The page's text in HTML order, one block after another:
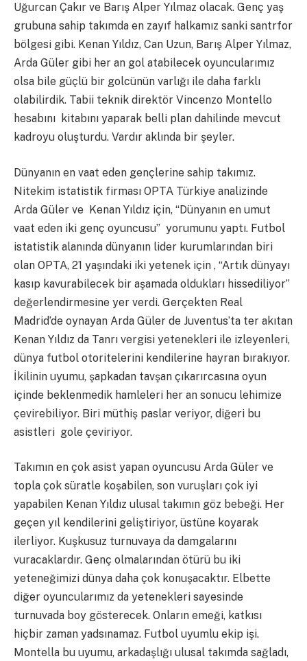
Uğurcan Çakır ve Barış Alper Yılmaz olacak. Genç yaş
grubuna sahip takımda en zayıf halkamız sanki santrfor
bölgesi gibi. Kenan Yıldız, Can Uzun, Barış Alper Yılmaz,
Arda Güler gibi her an gol atabilecek oyuncularımız
olsa bile güçlü bir golcünün varlığı ile daha farklı
olabilirdik. Tabii teknik direktör Vincenzo Montello
hesabını kitabını yaparak belli plan dahilinde mevcut
kadroyu oluşturdu. Vardır aklında bir şeyler.
Dünyanın en vaat eden gençlerine sahip takımız.
Nitekim istatistik firması OPTA Türkiye analizinde
Arda Güler ve Kenan Yıldız için, “Dünyanın en umut
vaat eden iki genç oyuncusu” yorumunu yaptı. Futbol
istatistik alanında dünyanın lider kurumlarından biri
olan OPTA, 21 yaşındaki iki yetenek için , “Artık dünyayı
kasıp kavurabilecek bir aşamada oldukları hissediliyor”
değerlendirmesine yer verdi. Gerçekten Real
Madrid’de oynayan Arda Güler de Juventus’ta ter akıtan
Kenan Yıldız da Tanrı vergisi yetenekleri ile izleyenleri,
dünya futbol otoritelerini kendilerine hayran bırakıyor.
İkilinin uyumu, şapkadan tavşan çıkarırcasına oyun
içinde beklenmedik hamleleri her an sonucu lehimize
çevirebiliyor. Biri müthiş paslar veriyor, diğeri bu
asistleri gole çeviriyor.
Takımın en çok asist yapan oyuncusu Arda Güler ve
topla çok süratle koşabilen, son vuruşları çok iyi
yapabilen Kenan Yıldız ulusal takımın göz bebeği. Her
geçen yıl kendilerini geliştiriyor, üstüne koyarak
ilerliyor. Kuşkusuz turnuvaya da damgalarını
vuracaklardır. Genç olmalarından ötürü bu iki
yeteneğimizi dünya daha çok konuşacaktır. Elbette
diğer oyuncularımız da yetenekleri sayesinde
turnuvada boy gösterecek. Onların emeği, katkısı
hiçbir zaman yadsınamaz. Futbol uyumlu ekip işi.
Montella bu uyumu, arkadaşlığı ulusal takımda sağladı,